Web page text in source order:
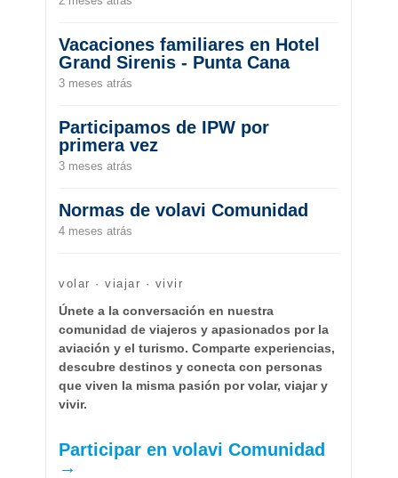
Vacaciones familiares en Hotel
Grand Sirenis - Punta Cana
3 meses atrás
Participamos de IPW por
primera vez
3 meses atrás
Normas de volavi Comunidad
4 meses atrás
volar · viajar · vivir
Únete a la conversación en nuestra
comunidad de viajeros y apasionados por la
aviación y el turismo. Comparte experiencias,
descubre destinos y conecta con personas
que viven la misma pasión por volar, viajar y
vivir.
Participar en volavi Comunidad
→